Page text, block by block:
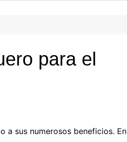
para el
a sus numerosos beneficios. En